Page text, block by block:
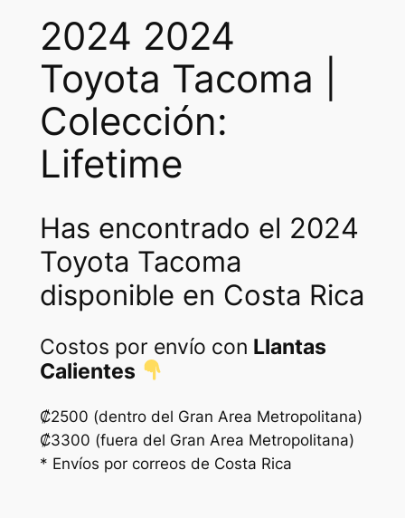
2024 2024
Toyota Tacoma |
Colección:
Lifetime
Has encontrado el 2024
Toyota Tacoma
disponible en Costa Rica
Costos por envío con Llantas
Calientes
₡2500 (dentro del Gran Area Metropolitana)
₡3300 (fuera del Gran Area Metropolitana)
* Envíos por correos de Costa Rica